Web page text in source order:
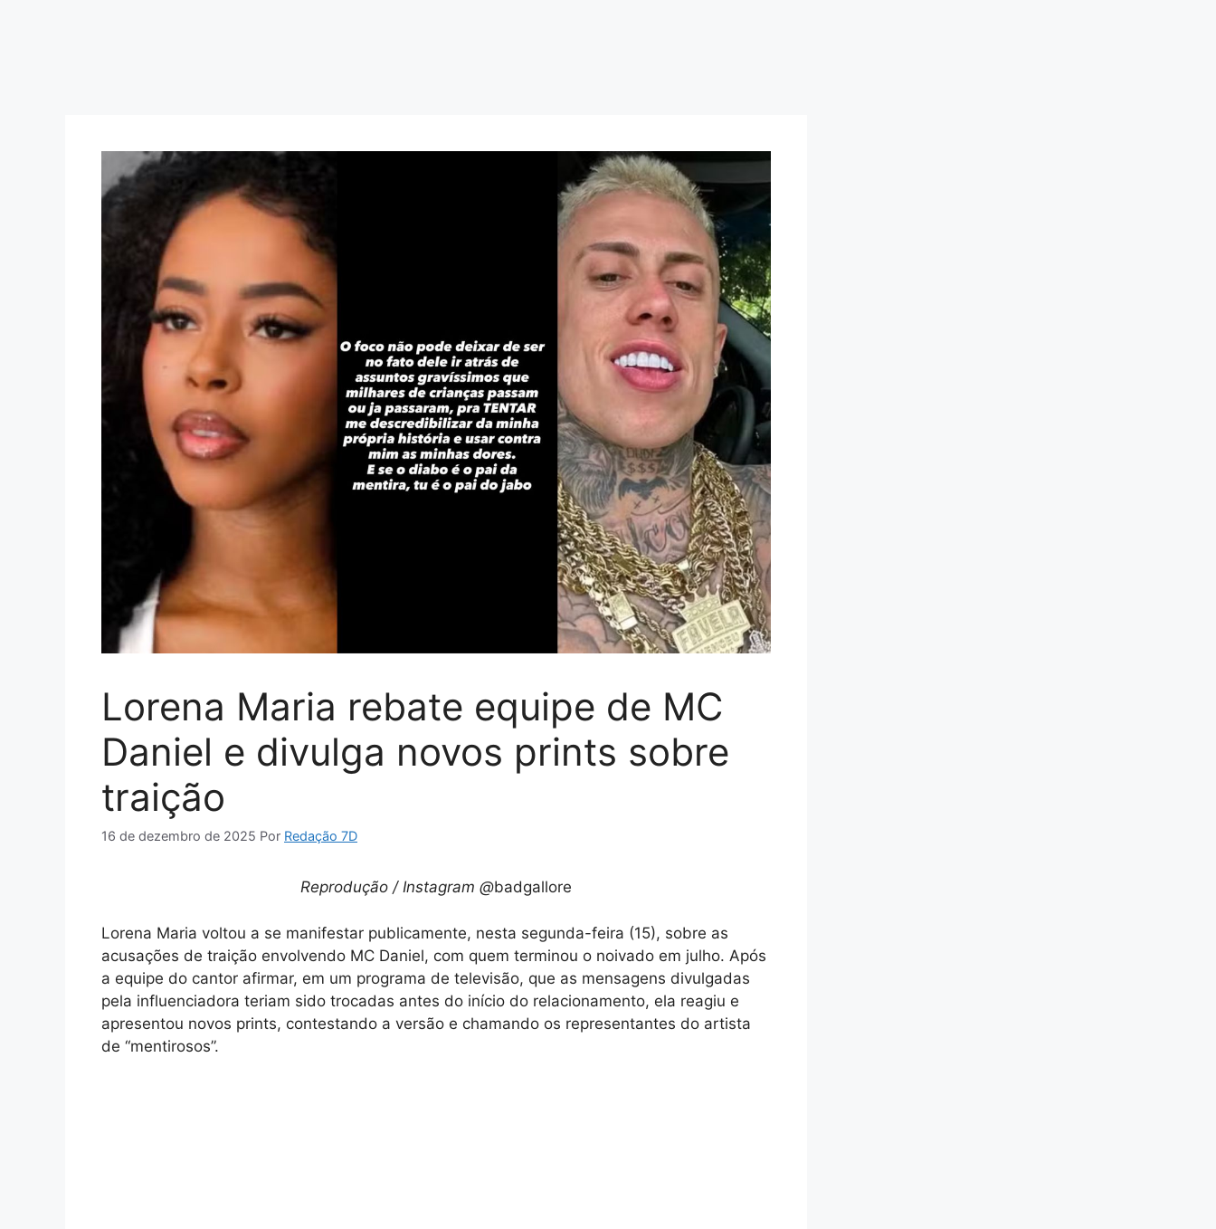
Lorena Maria rebate equipe de MC
Daniel e divulga novos prints sobre
traição
16 de dezembro de 2025 Por Redação 7D
Reprodução / Instagram @badgallore
Lorena Maria voltou a se manifestar publicamente, nesta segunda-feira (15), sobre as
acusações de traição envolvendo MC Daniel, com quem terminou o noivado em julho. Após
a equipe do cantor afirmar, em um programa de televisão, que as mensagens divulgadas
pela influenciadora teriam sido trocadas antes do início do relacionamento, ela reagiu e
apresentou novos prints, contestando a versão e chamando os representantes do artista
de “mentirosos”.